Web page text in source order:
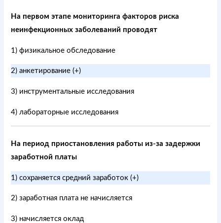
На первом этапе мониторинга факторов риска
неинфекционных заболеваний проводят
1) физикальное обследование
2) анкетирование (+)
3) инструментальные исследования
4) лабораторные исследования
На период приостановления работы из-за задержки
заработной платы
1) сохраняется средний заработок (+)
2) заработная плата не начисляется
3) начисляется оклад